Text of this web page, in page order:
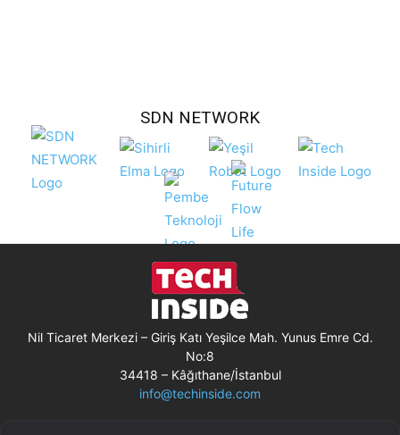
SDN NETWORK
Nil Ticaret Merkezi – Giriş Katı Yeşilce Mah. Yunus Emre Cd.
No:8
34418 – Kâğıthane/İstanbul
info@techinside.com